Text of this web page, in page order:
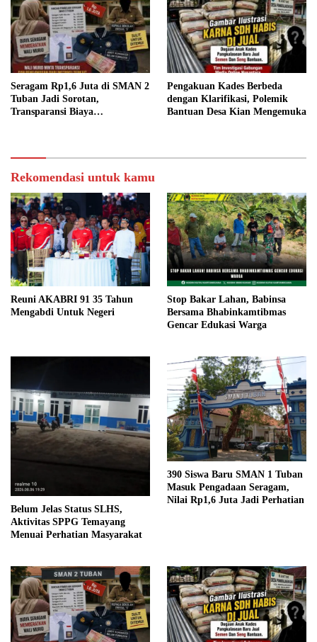
Seragam Rp1,6 Juta di SMAN 2
Tuban Jadi Sorotan,
Transparansi Biaya
Pengakuan Kades Berbeda
dengan Klarifikasi, Polemik
Bantuan Desa Kian Mengemuka
Rekomendasi untuk kamu
Reuni AKABRI 91 35 Tahun
Mengabdi Untuk Negeri
Stop Bakar Lahan, Babinsa
Bersama Bhabinkamtibmas
Gencar Edukasi Warga
Belum Jelas Status SLHS,
Aktivitas SPPG Temayang
Menuai Perhatian Masyarakat
390 Siswa Baru SMAN 1 Tuban
Masuk Pengadaan Seragam,
Nilai Rp1,6 Juta Jadi Perhatian